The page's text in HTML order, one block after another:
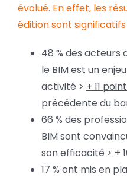
évolué. En effet, les
édition sont significatifs
48 % des
le BIM est un
activité > + 11
précédente du
66 % des
BIM sont
son efficacité > +
17 % ont mis en